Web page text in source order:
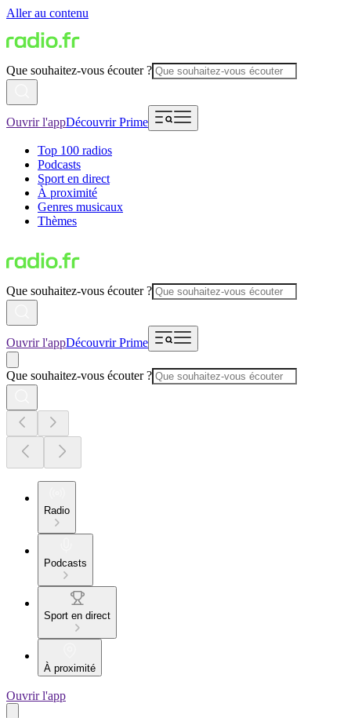
Aller au contenu
Que souhaitez-vous écouter ?
Ouvrir l'appDécouvrir Prime
Top 100 radios
Podcasts
Sport en direct
À proximité
Genres musicaux
Thèmes
Que souhaitez-vous écouter ?
Ouvrir l'appDécouvrir Prime
Que souhaitez-vous écouter ?
Radio
Podcasts
Sport en direct
À proximité
Ouvrir l'app